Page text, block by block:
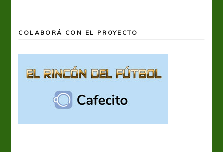
COLABORÁ CON EL PROYECTO